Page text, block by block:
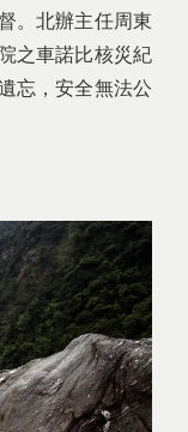
。北辦主任周東
之車諾比核災紀
忘，安全無法公